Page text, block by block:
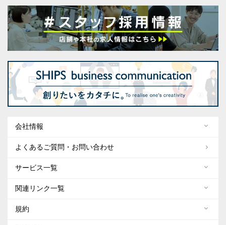
会社情報
よくあるご質問・お問い合わせ
サービス一覧
関連リンク一覧
規約